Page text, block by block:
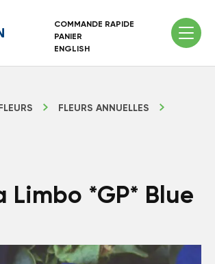
COMMANDE RAPIDE
PANIER
ENGLISH
FLEURS ANNUELLES
Limbo *GP* Blue